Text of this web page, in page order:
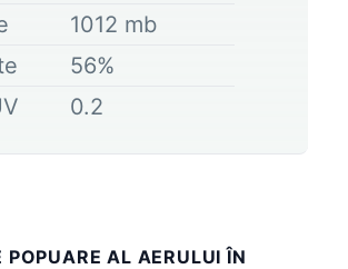
1012 mb
56%
0.2
POPUARE AL AERULUI ÎN